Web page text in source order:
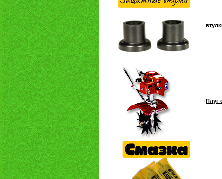
Плуг